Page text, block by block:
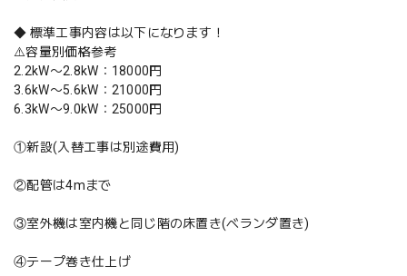
◆ 標準工事内容は以下になります！
⚠️容量別価格参考
2.2kW〜2.8kW：18000円
3.6kW〜5.6kW：21000円
6.3kW〜9.0kW：25000円
①新設(入替工事は別途費用)
②配管は4mまで
③室外機は室内機と同じ階の床置き(ベランダ置き)
④テープ巻き仕上げ